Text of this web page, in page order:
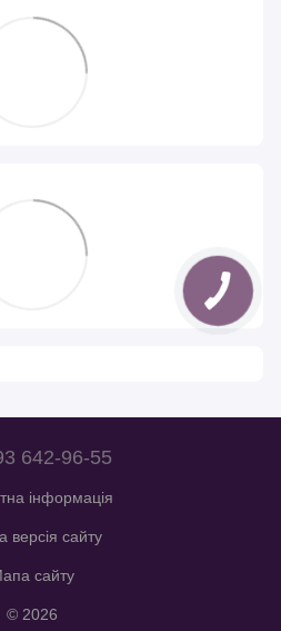
642-96-55
інформація
версія сайту
сайту
© 2026